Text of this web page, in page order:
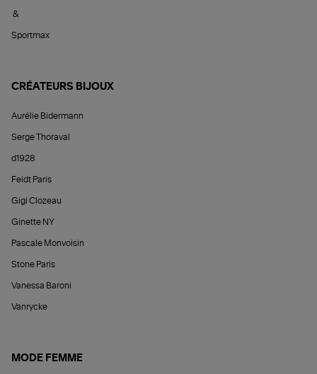
&
Sportmax
CRÉATEURS BIJOUX
Aurélie Bidermann
Serge Thoraval
d1928
Feidt Paris
Gigi Clozeau
Ginette NY
Pascale Monvoisin
Stone Paris
Vanessa Baroni
Vanrycke
MODE FEMME